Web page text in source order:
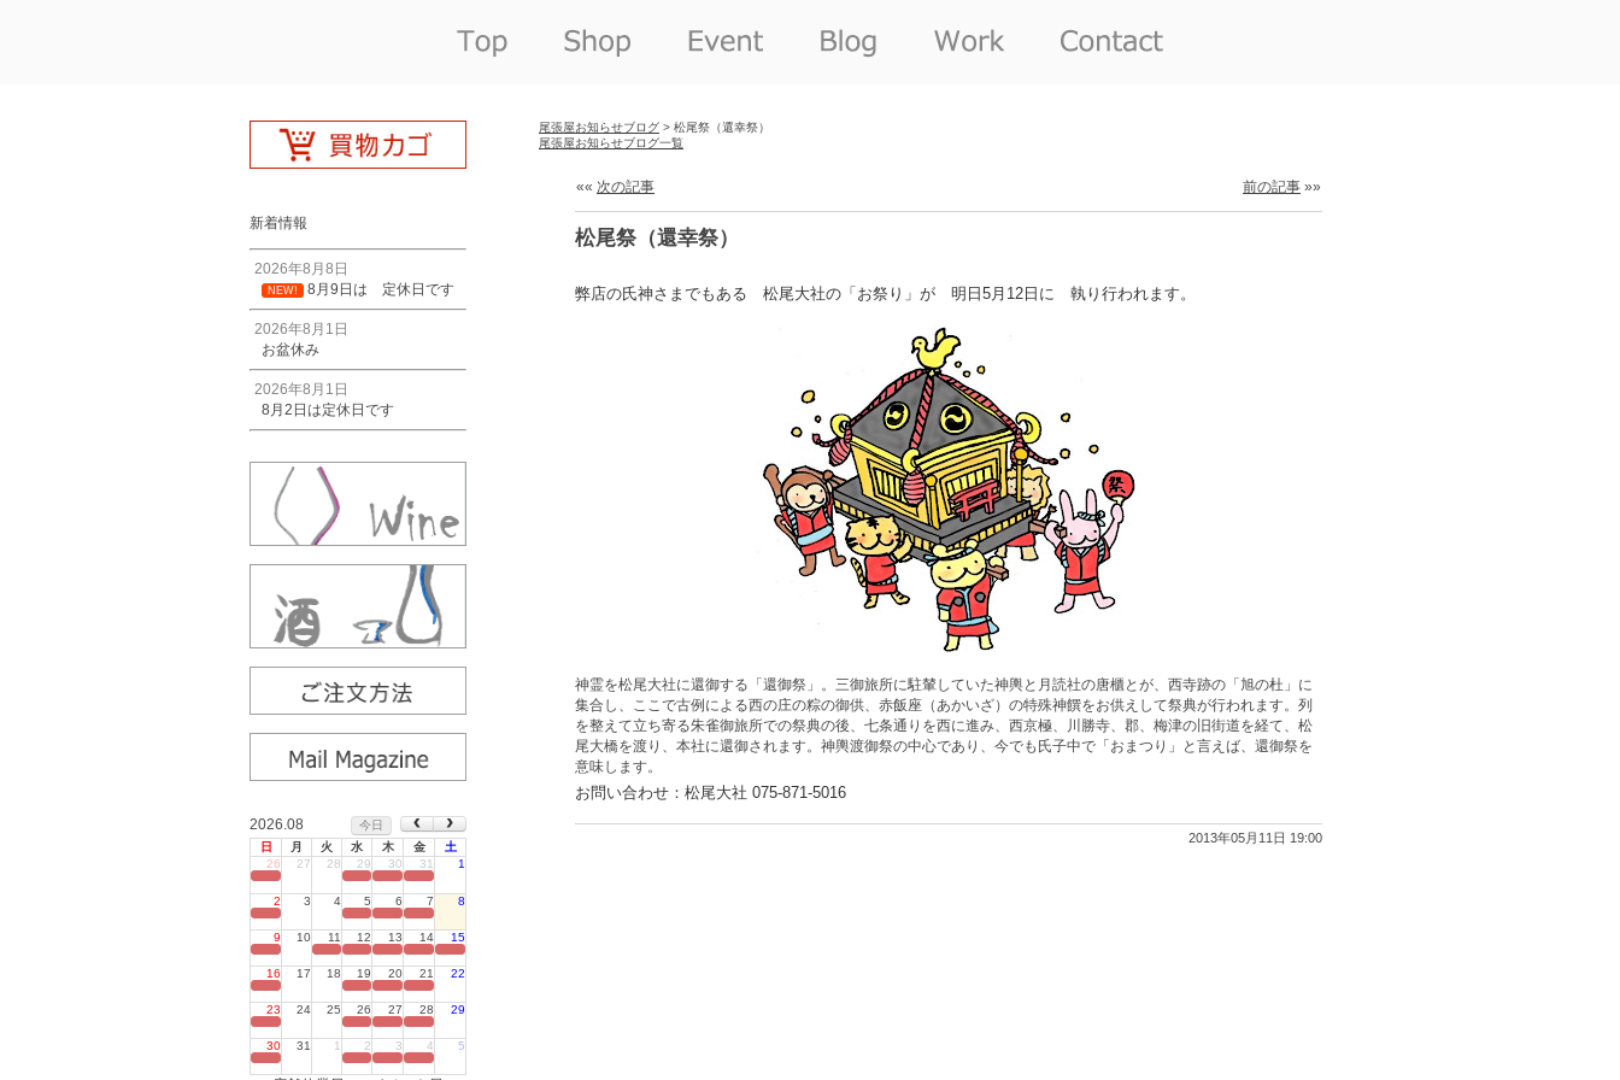
新着情報
2026年8月8日
NEW! 8月9日は 定休日です
2026年8月1日
お盆休み
2026年8月1日
8月2日は定休日です
2026.08
今日
日
月 火 水 木 金
土
26
27 28 29 30 31 1
2 3 4 5 6 7 8
9 10 11 12 13 14 15
16 17 18 19 20 21 22
23 24 25 26 27 28 29
30 31 1 2 3 4 5
尾張屋お知らせブログ > 松尾祭（還幸祭）
尾張屋お知らせブログ一覧
«« 次の記事 前の記事 »»
松尾祭（還幸祭）
弊店の氏神さまでもある 松尾大社の「お祭り」が 明日5月12日に 執り行われます。
神霊を松尾大社に還御する「還御祭」。三御旅所に駐輦していた神輿と月読社の唐櫃とが、西寺跡の「旭の杜」に
集合し、ここで古例による西の庄の粽の御供、赤飯座（あかいざ）の特殊神饌をお供えして祭典が行われます。列
を整えて立ち寄る朱雀御旅所での祭典の後、七条通りを西に進み、西京極、川勝寺、郡、梅津の旧街道を経て、松
尾大橋を渡り、本社に還御されます。神輿渡御祭の中心であり、今でも氏子中で「おまつり」と言えば、還御祭を
意味します。
お問い合わせ： 松尾大社 075-871-5016
2013年05月11日 19:00